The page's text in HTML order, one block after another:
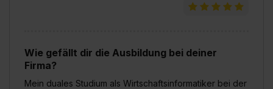
Wie gefällt dir die Ausbildung bei deiner
Firma?
Mein duales Studium als Wirtschaftsinformatiker bei der